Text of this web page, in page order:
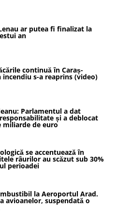
ar putea fi finalizat la
an
continuă în Caraș-
incendiu s-a reaprins (video)
Parlamentul a dat
și a deblocat
miliarde de euro
se accentuează în
râurilor au scăzut sub 30%
perioadei
la Aeroportul Arad.
avioanelor, suspendată o